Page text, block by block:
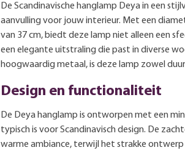
De Scandinavische hanglamp Deya in een
aanvulling voor jouw interieur. Met een
van 37 cm, biedt deze lamp niet alleen een
een elegante uitstraling die past in diverse
hoogwaardig metaal, is deze lamp zowel
Design en functionaliteit
De Deya hanglamp is ontworpen met een
typisch is voor Scandinavisch design. De
warme ambiance, terwijl het strakke